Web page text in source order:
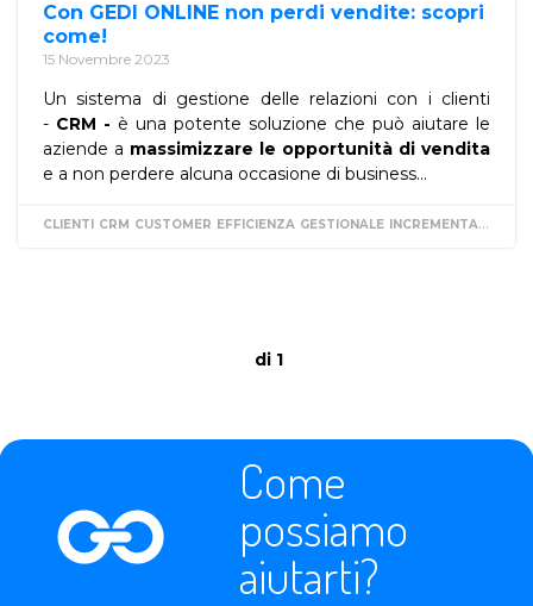
Con GEDI ONLINE non perdi vendite: scopri
come!
15 Novembre 2023
Un sistema di gestione delle relazioni con i clienti
- CRM - è una potente soluzione che può aiutare le
aziende a massimizzare le opportunità di vendita
e a non perdere alcuna occasione di business...
CLIENTI CRM CUSTOMER EFFICIENZA GESTIONALE INCREMENTARE
di 1
Come
possiamo
aiutarti?